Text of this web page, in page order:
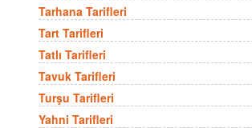
Tarhana Tarifleri
Tart Tarifleri
Tatlı Tarifleri
Tavuk Tarifleri
Turşu Tarifleri
Yahni Tarifleri